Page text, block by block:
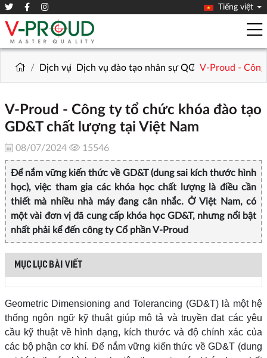
Tiếng việt
Dịch vụ Dịch vụ đào tạo nhân sự QC V-Proud -
V-Proud - Công ty tổ chức khóa đào tạo
GD&T chất lượng tại Việt Nam
08/07/2024 15546
Để nắm vững kiến thức về GD&T (dung sai kích thước hình
học), việc tham gia các khóa học chất lượng là điều cần
thiết mà nhiều nhà máy đang cân nhắc. Ở Việt Nam, có
một vài đơn vị đã cung cấp khóa học GD&T, nhưng nổi bật
nhất phải kể đến công ty Cổ phần V-Proud
MỤC LỤC BÀI VIẾT
Geometric Dimensioning and Tolerancing (GD&T) là một hệ
thống ngôn ngữ kỹ thuật giúp mô tả và truyền đạt các yêu
cầu kỹ thuật về hình dạng, kích thước và độ chính xác của
các bộ phận cơ khí. Để nắm vững kiến thức về GD&T (dung